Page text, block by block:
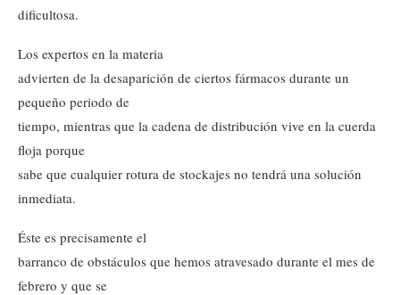
dificultosa.
Los expertos en la materia
advierten de la desaparición de ciertos fármacos durante un
pequeño periodo de
tiempo, mientras que la cadena de distribución vive en la cuerda
floja porque
sabe que cualquier rotura de stockajes no tendrá una solución
inmediata.
Éste es precisamente el
barranco de obstáculos que hemos atravesado durante el mes de
febrero y que se